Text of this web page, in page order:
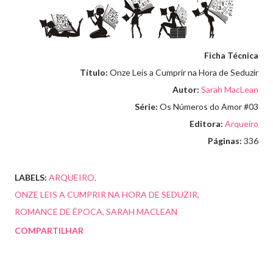
Ficha Técnica
Título: Onze Leis a Cumprir na Hora de Seduzir
Autor: Sarah MacLean
Série: Os Números do Amor #03
Editora: Arqueiro
Páginas: 336
LABELS: ARQUEIRO
ONZE LEIS A CUMPRIR NA HORA DE SEDUZIR
ROMANCE DE ÉPOCA SARAH MACLEAN
COMPARTILHAR